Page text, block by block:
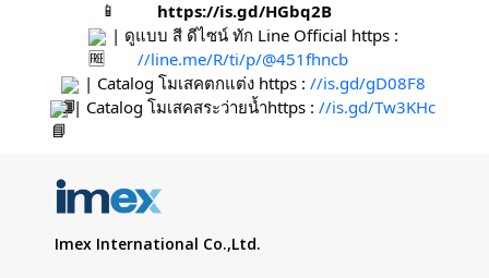
https://is.gd/HGbq2B
//line.me/R/ti/p/@451fhncb
| Catalog โมเสคตกแต่ง https : //is.gd/gD08F8
| Catalog โมเสคสระว่ายน้ำhttps : //is.gd/Tw3KHc
Imex International Co.,Ltd.